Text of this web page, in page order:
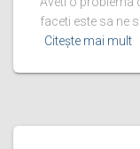
faceti este sa ne
Citește mai mult